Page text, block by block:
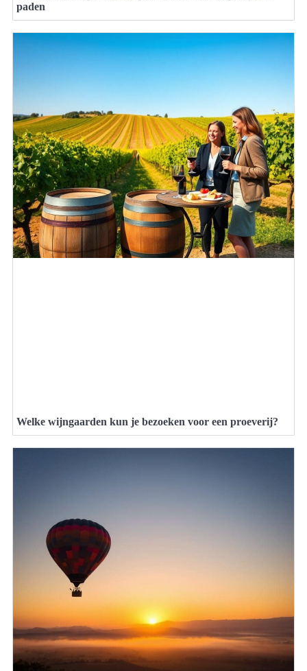
paden
Welke wijngaarden kun je bezoeken voor een proeverij?